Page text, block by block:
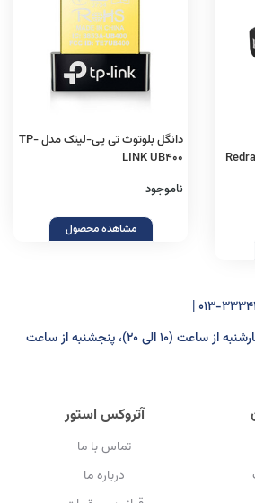
دانگل بلوتوث تی پی-لینک مدل TP-
LINK UB400
ناموجود
مشاهده محصول
شنبه تا چهارشنبه از ساعت (۱۰ الی ۲۰)، پنجشنبه از ساعت
آتروکس استور
تماس با ما
درباره ما